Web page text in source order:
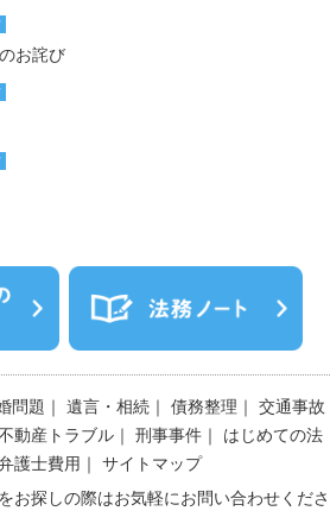
お詫び
問題 遺言・相続 債務整理
交通事故
動産トラブル 刑事事件
はじめての法
護士費用
サイトマップ
お探しの際はお気軽にお問い合わせくださ